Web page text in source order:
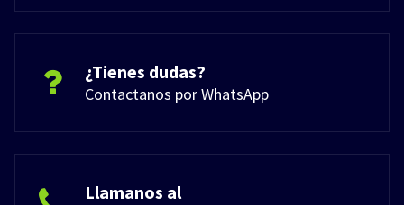
¿Tienes dudas?
Contactanos por WhatsApp
Llamanos al